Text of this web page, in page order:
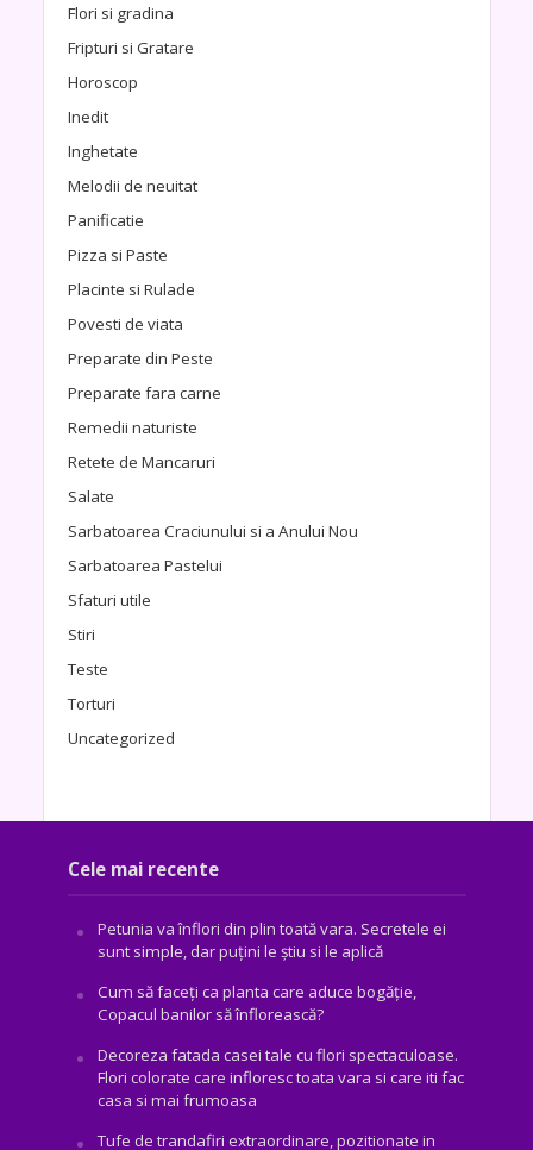
Flori si gradina
Fripturi si Gratare
Horoscop
Inedit
Inghetate
Melodii de neuitat
Panificatie
Pizza si Paste
Placinte si Rulade
Povesti de viata
Preparate din Peste
Preparate fara carne
Remedii naturiste
Retete de Mancaruri
Salate
Sarbatoarea Craciunului si a Anului Nou
Sarbatoarea Pastelui
Sfaturi utile
Stiri
Teste
Torturi
Uncategorized
Cele mai recente
Petunia va înflori din plin toată vara. Secretele ei
sunt simple, dar puțini le știu si le aplică
Cum să faceți ca planta care aduce bogăţie,
Copacul banilor să înflorească?
Decoreza fatada casei tale cu flori spectaculoase.
Flori colorate care infloresc toata vara si care iti fac
casa si mai frumoasa
Tufe de trandafiri extraordinare, pozitionate in